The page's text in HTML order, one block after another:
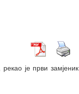
је први замјеник